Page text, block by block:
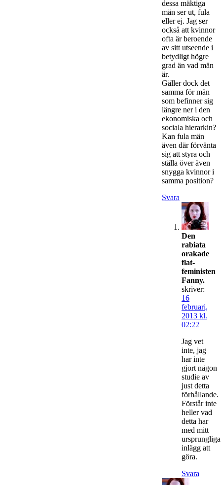
dessa mäktiga
män ser ut, fula
eller ej. Jag ser
också att kvinnor
ofta är beroende
av sitt utseende i
betydligt högre
grad än vad män
är.
Gäller dock det
samma för män
som befinner sig
längre ner i den
ekonomiska och
sociala hierarkin?
Kan fula män
även där förvänta
sig att styra och
ställa över även
snygga kvinnor i
samma position?
Svara
Den
rabiata
orakade
flat-
feministen
Fanny.
skriver:
16
februari,
2013 kl.
02:22
Jag vet
inte, jag
har inte
gjort någon
studie av
just detta
förhållande.
Förstår inte
heller vad
detta har
med mitt
ursprungliga
inlägg att
göra.
Svara